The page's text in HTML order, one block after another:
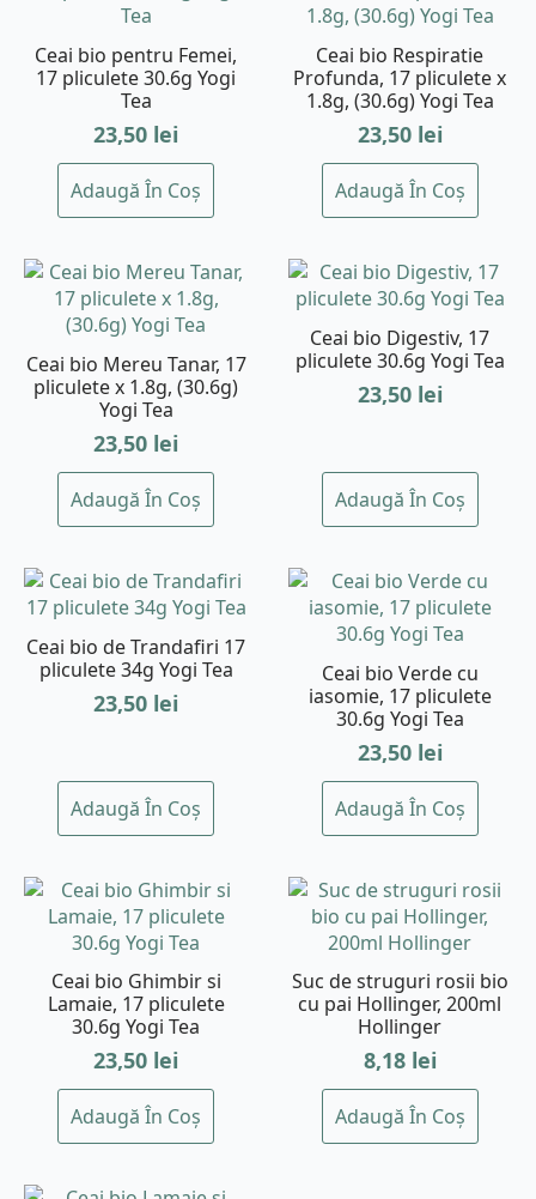
Ceai bio pentru Femei,
17 pliculete 30.6g Yogi
Tea
23,50 lei
Adaugă În Coș
Ceai bio Respiratie
Profunda, 17 pliculete x
1.8g, (30.6g) Yogi Tea
23,50 lei
Adaugă În Coș
Ceai bio Mereu Tanar, 17
pliculete x 1.8g, (30.6g)
Yogi Tea
23,50 lei
Adaugă În Coș
Ceai bio Digestiv, 17
pliculete 30.6g Yogi Tea
23,50 lei
Adaugă În Coș
Ceai bio de Trandafiri 17
pliculete 34g Yogi Tea
23,50 lei
Adaugă În Coș
Ceai bio Verde cu
iasomie, 17 pliculete
30.6g Yogi Tea
23,50 lei
Adaugă În Coș
Ceai bio Ghimbir si
Lamaie, 17 pliculete
30.6g Yogi Tea
23,50 lei
Adaugă În Coș
Suc de struguri rosii bio
cu pai Hollinger, 200ml
Hollinger
8,18 lei
Adaugă În Coș